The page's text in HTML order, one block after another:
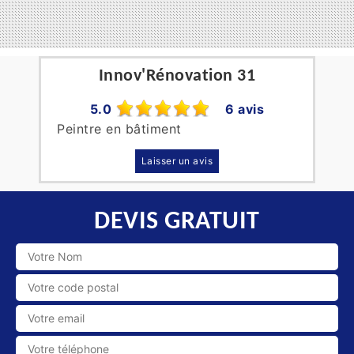
Innov'Rénovation 31
5.0
6 avis
Peintre en bâtiment
Laisser un avis
DEVIS GRATUIT